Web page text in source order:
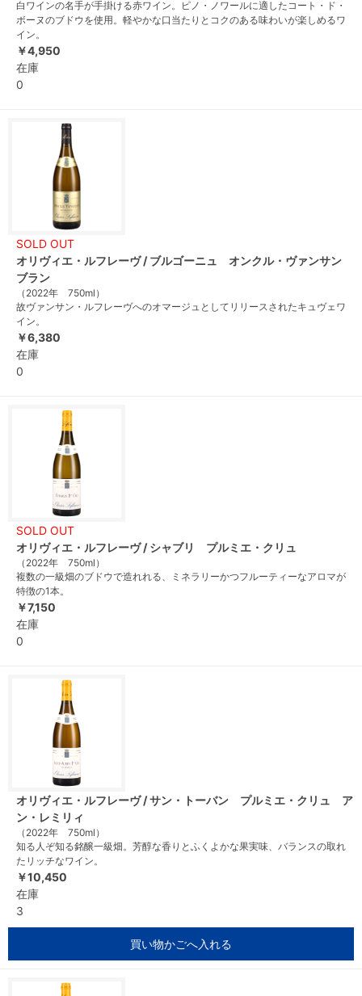
白ワインの名手が手掛ける赤ワイン。ピノ・ノワールに適したコート・ド・
ボーヌのブドウを使用。軽やかな口当たりとコクのある味わいが楽しめるワ
イン。
￥4,950
在庫
0
SOLD OUT
オリヴィエ・ルフレーヴ / ブルゴーニュ オンクル・ヴァンサン
ブラン
（2022年 750ml）
故ヴァンサン・ルフレーヴへのオマージュとしてリリースされたキュヴェワ
イン。
￥6,380
在庫
0
SOLD OUT
オリヴィエ・ルフレーヴ / シャブリ プルミエ・クリュ
（2022年 750ml）
複数の一級畑のブドウで造れれる、ミネラリーかつフルーティーなアロマが
特徴の1本。
￥7,150
在庫
0
オリヴィエ・ルフレーヴ / サン・トーバン プルミエ・クリュ ア
ン・レミリィ
（2022年 750ml）
知る人ぞ知る銘醸一級畑。芳醇な香りとふくよかな果実味、バランスの取れ
たリッチなワイン。
￥10,450
在庫
3
買い物かごへ入れる